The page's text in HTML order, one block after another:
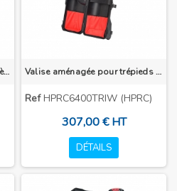
Valise pour trépieds petit modèles Valise aménagée pour trépieds moyen modèles
RefHPRC6400TRIW (HPRC)
307,00 € HT
DÉTAILS